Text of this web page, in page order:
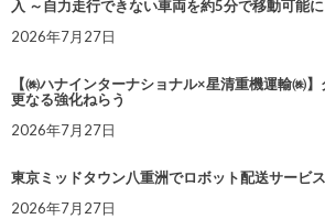
入 ～自力走行できない車両を約5分で移動可能に
2026年7月27日
【㈱ハナインターナショナル×星清重機運輸㈱
更なる強化ねらう
2026年7月27日
東京ミッドタウン八重洲でロボット配送サービ
2026年7月27日